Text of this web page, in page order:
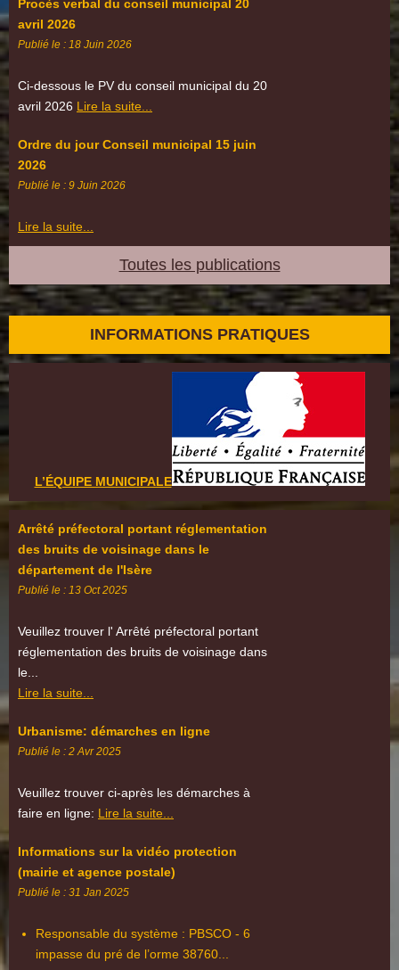
Procès verbal du conseil municipal 20
avril 2026
Publié le : 18 Juin 2026
Ci-dessous le PV du conseil municipal du 20
avril 2026 Lire la suite...
Ordre du jour Conseil municipal 15 juin
2026
Publié le : 9 Juin 2026
Lire la suite...
Toutes les publications
INFORMATIONS PRATIQUES
L’ÉQUIPE MUNICIPALE
Arrêté préfectoral portant réglementation
des bruits de voisinage dans le
département de l'Isère
Publié le : 13 Oct 2025
Veuillez trouver l' Arrêté préfectoral portant
réglementation des bruits de voisinage dans
le...
Lire la suite...
Urbanisme: démarches en ligne
Publié le : 2 Avr 2025
Veuillez trouver ci-après les démarches à
faire en ligne: Lire la suite...
Informations sur la vidéo protection
(mairie et agence postale)
Publié le : 31 Jan 2025
Responsable du système : PBSCO - 6
impasse du pré de l’orme 38760...